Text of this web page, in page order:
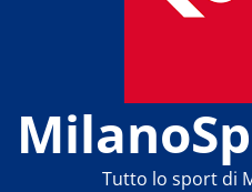
Tutto lo sport di